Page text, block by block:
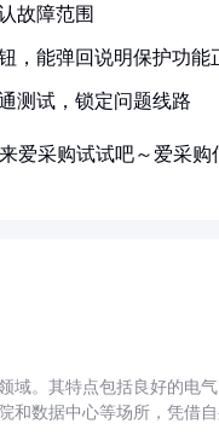
故障范围
，能弹回说明保护功能
测试，锁定问题线路
爱采购试试吧～爱采购
域。其特点包括良好的电
和数据中心等场所，凭借